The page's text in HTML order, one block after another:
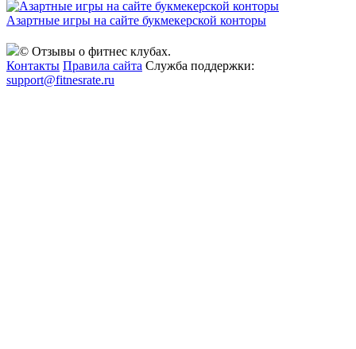
Азартные игры на сайте букмекерской конторы
© Отзывы о фитнес клубах.
Контакты Правила сайта Служба поддержки:
support@fitnesrate.ru